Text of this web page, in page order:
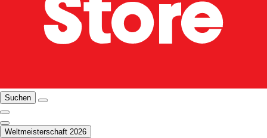
Suchen
Weltmeisterschaft 2026